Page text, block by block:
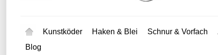
Kunstköder Haken & Blei Schnur & Vorfach
Blog